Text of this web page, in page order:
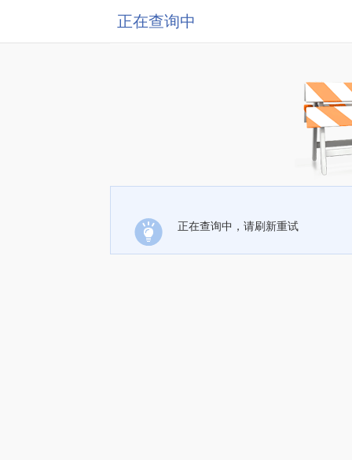
正在查询中
正在查询中，请刷新重试